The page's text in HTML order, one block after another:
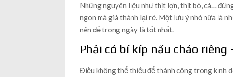
Những nguyên liệu như thịt lợn, thịt bò, cá…
ngon mà giá thành lại rẻ. Một lưu ý nhỏ nữa là
nên để trong ngày là tốt nhất.
Phải có bí kíp nấu cháo riêng
Điều không thể thiếu để thành công trong kinh